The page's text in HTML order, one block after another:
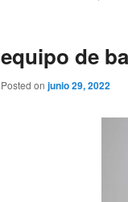
equipo de
Posted on junio 29, 2022